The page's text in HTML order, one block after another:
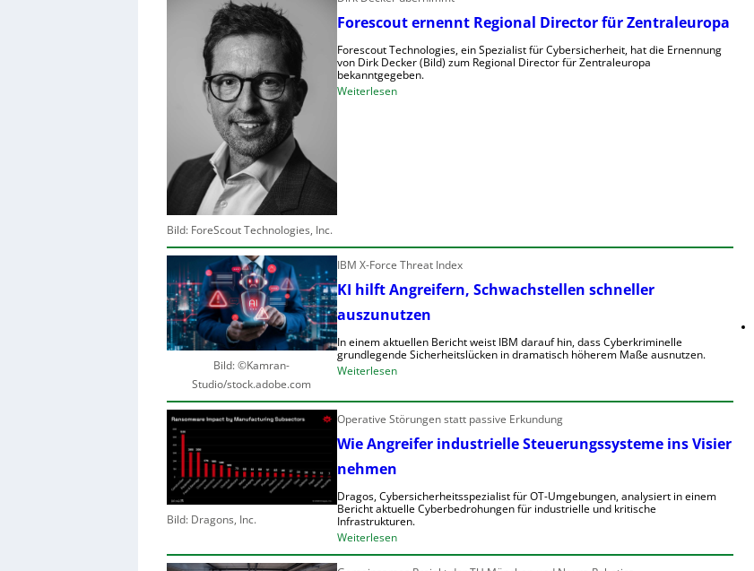
r
I
-
D
i
s
t
e
r
l
b
e
n
o
r
w
ü
r
Bild: ForeScout Technologies, Inc.
Forescout ernennt Regional Director für Zentraleuropa
Forescout Technologies, ein Spezialist für Cybersicherheit, hat die Ernennung
von Dirk Decker (Bild) zum Regional Director für Zentraleuropa
bekanntgegeben.
Weiterlesen:
r
n
n
n
g
i
n
a
l
D
Bild: ©Kamran-
Studio/stock.adobe.com
IBM X-Force Threat Index
KI hilft Angreifern, Schwachstellen schneller
auszunutzen
In einem aktuellen Bericht weist IBM darauf hin, dass Cyberkriminelle
grundlegende Sicherheitslücken in dramatisch höherem Maße ausnutzen.
Weiterlesen:
I
h
i
t
A
n
g
Bild: Dragons, Inc.
Operative Störungen statt passive Erkundung
Wie Angreifer industrielle Steuerungssysteme ins Visier
nehmen
Dragos, Cybersicherheitsspezialist für OT-Umgebungen, analysiert in einem
Bericht aktuelle Cyberbedrohungen für industrielle und kritische
Infrastrukturen.
Weiterlesen:
W